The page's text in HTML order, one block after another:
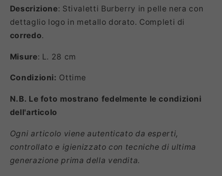
Descrizione: Stivaletti Burberry in pelle nera con
dettaglio logo in metallo dorato. Completi di
corredo.
Misure: L. 28 cm
Condizioni: Ottime
N.B. Le foto mostrano fedelmente le condizioni
dell'articolo
Ogni articolo viene autenticato da esperti,
controllato e igienizzato con tecniche di ultima
generazione prima della vendita.